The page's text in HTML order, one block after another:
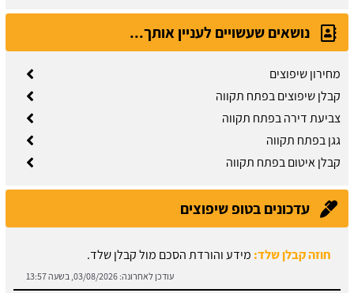
נושאים שעשויים לעניין אותך...
מחירון שיפוצים
קבלן שיפוצים בפתח תקווה
צביעת דירה בפתח תקווה
גגן בפתח תקווה
קבלן איטום בפתח תקווה
עדכונים בטופ שיפוצים
תיקון קיר גבס:זקוקים לתיקוני גבס? הזמינו בעל מקצוע עוד היום.
עודכן לאחרונה:03/08/2026, בשעה 13:51